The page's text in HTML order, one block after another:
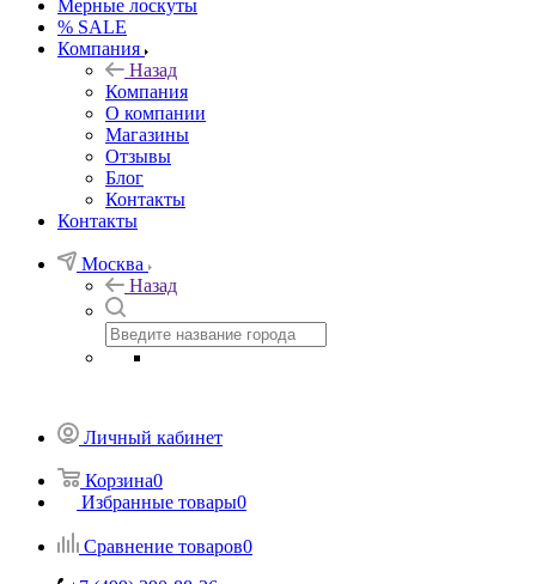
Мерные лоскуты
% SALE
Компания
Назад
Компания
О компании
Магазины
Отзывы
Блог
Контакты
Контакты
Москва
Назад
Личный кабинет
Корзина0
Избранные товары0
Сравнение товаров0